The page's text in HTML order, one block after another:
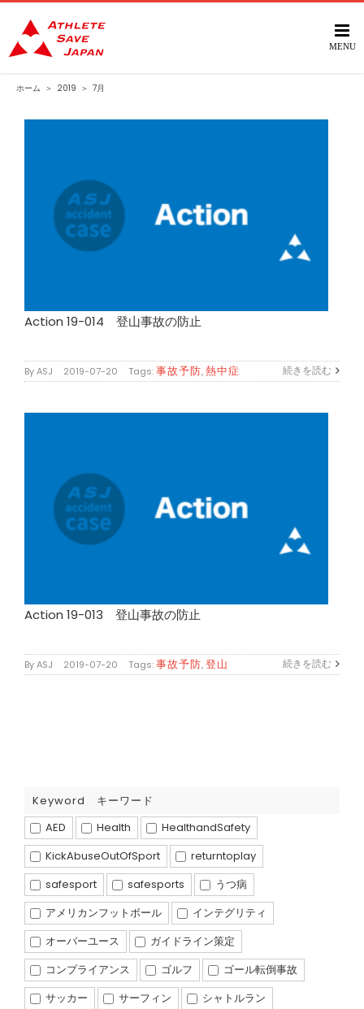
content
ホーム ＞ 2019 ＞ 7月
Action 19-014 登山事故の防止
ByASJ 2019-07-20 Tags:事故予防,熱中症 続きを読む
Action 19-013 登山事故の防止
ByASJ 2019-07-20 Tags:事故予防,登山 続きを読む
Keyword キーワード
AED
Health
HealthandSafety
KickAbuseOutOfSport
returntoplay
safesport
safesports
うつ病
アメリカンフットボール
インテグリティ
オーバーユース
ガイドライン策定
コンプライアンス
ゴルフ
ゴール転倒事故
サッカー
サーフィン
シャトルラン